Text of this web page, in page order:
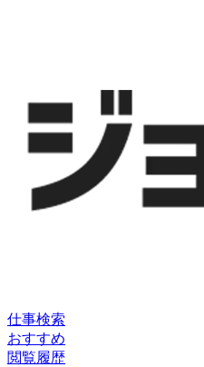
仕事検索
おすすめ
閲覧履歴